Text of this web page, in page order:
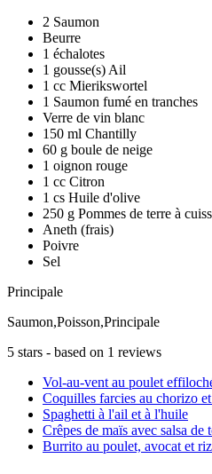
2 Saumon
Beurre
1 échalotes
1 gousse(s) Ail
1 cc Mierikswortel
1 Saumon fumé en tranches
Verre de vin blanc
150 ml Chantilly
60 g boule de neige
1 oignon rouge
1 cc Citron
1 cs Huile d'olive
250 g Pommes de terre à
Aneth (frais)
Poivre
Sel
Principale
Saumon,Poisson,Principale
5 stars - based on 1 reviews
Vol-au-vent au poulet
Coquilles farcies au chorizo
Spaghetti à l'ail et à l'huile
Crêpes de maïs avec salsa de
Burrito au poulet, avocat et